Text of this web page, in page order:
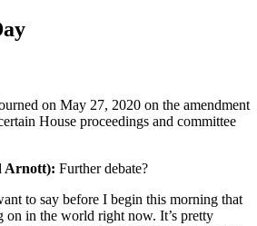
on May 27, 2020 on the amendment
House proceedings and committee
Arnott): Further debate?
to say before I begin this morning that
on in the world right now. It’s pretty